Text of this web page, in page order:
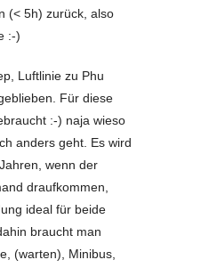
(< 5h) zurück, also
:-)
Luftlinie zu Phu
Für diese
:-) naja wieso
anders geht. Es wird
wenn der
draufkommen,
ideal für beide
braucht man
(warten), Minibus,